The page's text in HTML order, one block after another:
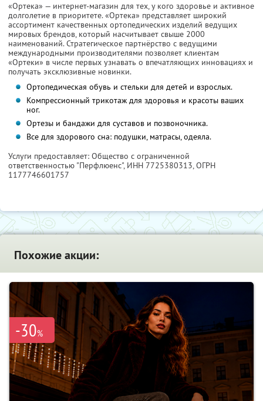
«Ортека» — интернет-магазин для тех, у кого здоровье и активное
долголетие в приоритете. «Ортека» представляет широкий
ассортимент качественных ортопедических изделий ведущих
мировых брендов, который насчитывает свыше 2000
наименований. Стратегическое партнёрство с ведущими
международными производителями позволяет клиентам
«Ортеки» в числе первых узнавать о впечатляющих инновациях и
получать эксклюзивные новинки.
Ортопедическая обувь и стельки для детей и взрослых.
Компрессионный трикотаж для здоровья и красоты ваших
ног.
Ортезы и бандажи для суставов и позвоночника.
Все для здорового сна: подушки, матрасы, одеяла.
Услуги предоставляет: Общество с ограниченной
ответственностью "Перфлюенс", ИНН 7725380313, ОГРН
1177746601757
Похожие акции:
-30%